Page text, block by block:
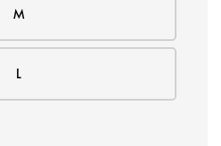
M
L